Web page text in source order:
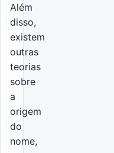
Além
disso,
existem
outras
teorias
sobre
a
origem
do
nome,